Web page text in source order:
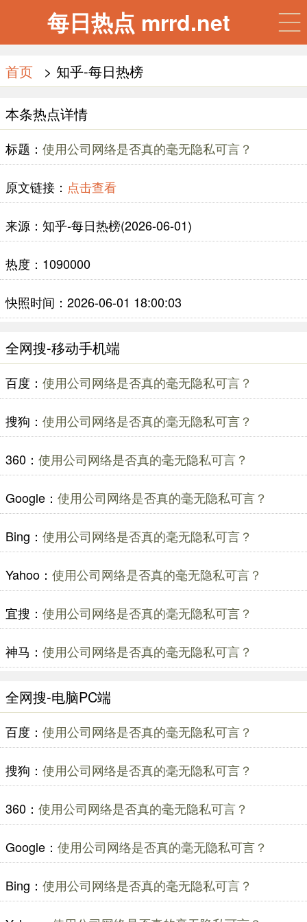
每日热点 mrrd.net
首页 > 知乎-每日热榜
本条热点详情
标题： 使用公司网络是否真的毫无隐私可言？
原文链接： 点击查看
来源：知乎-每日热榜(2026-06-01)
热度：1090000
快照时间：2026-06-01 18:00:03
全网搜-移动手机端
百度： 使用公司网络是否真的毫无隐私可言？
搜狗： 使用公司网络是否真的毫无隐私可言？
360： 使用公司网络是否真的毫无隐私可言？
Google： 使用公司网络是否真的毫无隐私可言？
Bing： 使用公司网络是否真的毫无隐私可言？
Yahoo： 使用公司网络是否真的毫无隐私可言？
宜搜： 使用公司网络是否真的毫无隐私可言？
神马： 使用公司网络是否真的毫无隐私可言？
全网搜-电脑PC端
百度： 使用公司网络是否真的毫无隐私可言？
搜狗： 使用公司网络是否真的毫无隐私可言？
360： 使用公司网络是否真的毫无隐私可言？
Google： 使用公司网络是否真的毫无隐私可言？
Bing： 使用公司网络是否真的毫无隐私可言？